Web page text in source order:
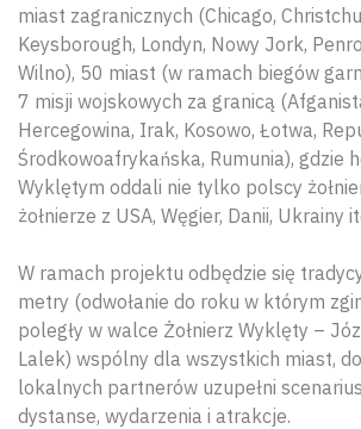
miast zagranicznych (Chicago,
Keysborough, Londyn, Nowy Jork,
Wilno), 50 miast (w ramach biegów
7 misji wojskowych za granicą
Hercegowina, Irak, Kosowo, Łotwa,
Środkowoafrykańska, Rumunia), gdzie
Wyklętym oddali nie tylko polscy
żołnierze z USA, Węgier, Danii, Ukrainy
W ramach projektu odbędzie się
metry (odwołanie do roku w którym
poległy w walce Żołnierz Wyklęty –
Lalek) wspólny dla wszystkich miast,
lokalnych partnerów uzupełni
dystanse, wydarzenia i atrakcje.